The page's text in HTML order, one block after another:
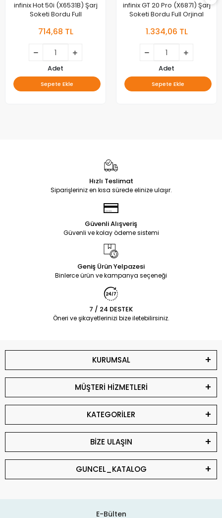
infinix Hot 50i (X6531B) Şarj
Soketi Bordu Full
714,68 TL
Adet
Sepete Ekle
infinix GT 20 Pro (X6871) Şarj
Soketi Bordu Full Orjinal
1.334,06 TL
Adet
Sepete Ekle
Hızlı Teslimat
Siparişleriniz en kısa sürede elinize ulaşır.
Güvenli Alışveriş
Güvenli ve kolay ödeme sistemi
Geniş Ürün Yelpazesi
Binlerce ürün ve kampanya seçeneği
7 / 24 DESTEK
Öneri ve şikayetlerinizi bize iletebilirsiniz.
KURUMSAL
MÜŞTERİ HİZMETLERİ
KATEGORİLER
BİZE ULAŞIN
GUNCEL_KATALOG
E-Bülten